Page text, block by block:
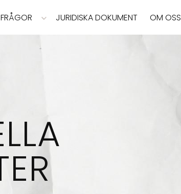
JURIDISKA DOKUMENT OM OSS